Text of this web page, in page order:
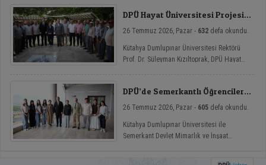
değerlendirmelerini amaçlayan DPÜ Çocuk
Yaz Atölyeleri programı, düzenlenen açılış
DPÜ Hayat Üniversitesi Projesi
26 Temmuz 2026, Pazar - 632 defa okundu.
Kütahya Dumlupınar Üniversitesi Rektörü
Prof. Dr. Süleyman Kızıltoprak, DPÜ Hayat
katılarak vatandaşlarla buluştu.
DPÜ’de Semerkantlı Öğrencilere
26 Temmuz 2026, Pazar - 605 defa okundu.
Kütahya Dumlupınar Üniversitesi ile
Semerkant Devlet Mimarlık ve İnşaat